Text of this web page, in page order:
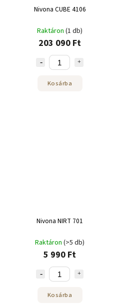
Nivona CUBE 4106
Raktáron (1 db)
203 090 Ft
Kosárba
Nivona NIRT 701
Raktáron (>5 db)
5 990 Ft
Kosárba